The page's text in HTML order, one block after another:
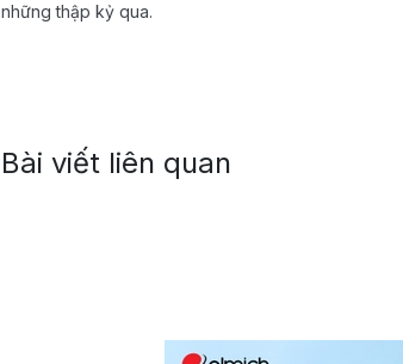
những thập kỷ qua.
Bài viết liên quan